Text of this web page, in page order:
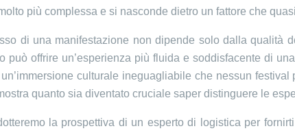
più complessa e si nasconde dietro un fattore che
di una manifestazione non dipende solo dalla qualità
offrire un’esperienza più fluida e soddisfacente di
culturale ineguagliabile che nessun
quanto sia diventato cruciale saper distinguere le
la prospettiva di un esperto di logistica per